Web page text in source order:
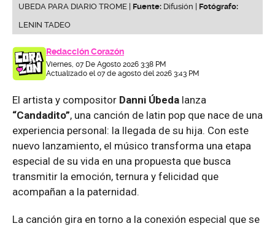
UBEDA PARA DIARIO TROME | Fuente: Difusión | Fotógrafo:
LENIN TADEO
Redacción Corazón
Viernes, 07 De Agosto 2026 3:38 PM
Actualizado el 07 de agosto del 2026 3:43 PM
El artista y compositor Danni Úbeda lanza
“Candadito”, una canción de latin pop que nace de una
experiencia personal: la llegada de su hija. Con este
nuevo lanzamiento, el músico transforma una etapa
especial de su vida en una propuesta que busca
transmitir la emoción, ternura y felicidad que
acompañan a la paternidad.
La canción gira en torno a la conexión especial que se